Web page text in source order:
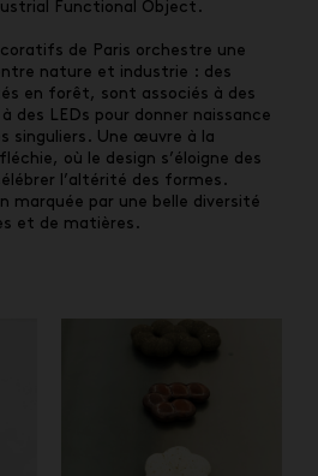
Functional Object.
de Paris orchestre une
nature et industrie : des
en forêt, sont associés à des
des LEDs pour donner naissance
singuliers. Une œuvre à la
où le design s’éloigne des
l’altérité des formes.
marquée par une belle diversité
et de matières.